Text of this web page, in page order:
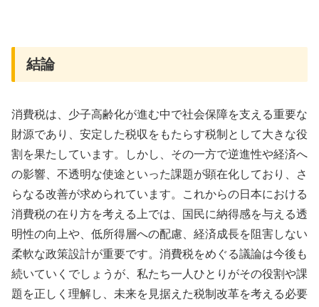
結論
消費税は、少子高齢化が進む中で社会保障を支える重要な
財源であり、安定した税収をもたらす税制として大きな役
割を果たしています。しかし、その一方で逆進性や経済へ
の影響、不透明な使途といった課題が顕在化しており、さ
らなる改善が求められています。これからの日本における
消費税の在り方を考える上では、国民に納得感を与える透
明性の向上や、低所得層への配慮、経済成長を阻害しない
柔軟な政策設計が重要です。消費税をめぐる議論は今後も
続いていくでしょうが、私たち一人ひとりがその役割や課
題を正しく理解し、未来を見据えた税制改革を考える必要